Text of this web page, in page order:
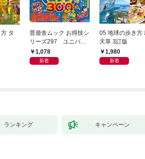
タ
晋遊舎ムック お得技シ
リーズ297 ユニバー
サル・スタジオ・ジャ
パンお得技ベストセレ
1,078
新着
05 地球の歩き方
天草 3訂版
1,980
新着
ランキング キャンペーン